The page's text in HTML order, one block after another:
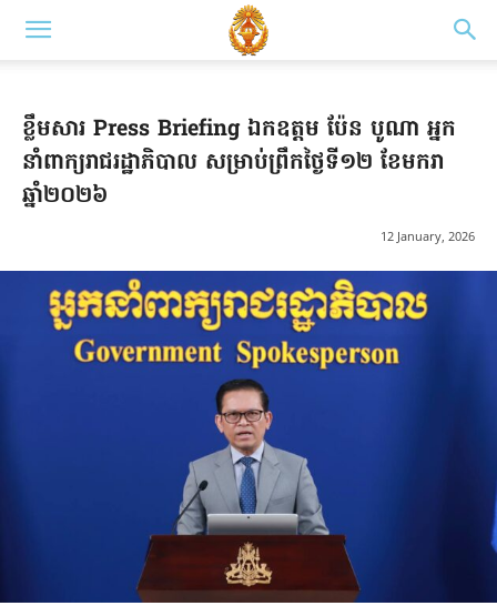
ខ្លឹមសារ Press Briefing ​ឯកឧត្តម ប៉ែន បូណា អ្នក
នាំពាក្យរាជរដ្ឋាភិបាល សម្រាប់ព្រឹកថ្ងៃទី១២ ខែមករា
ឆ្នាំ២០២៦
12 January, 2026